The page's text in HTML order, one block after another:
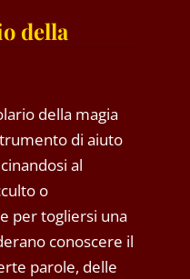
della
della magia
di aiuto
al
o
per togliersi una
conoscere il
parole, delle